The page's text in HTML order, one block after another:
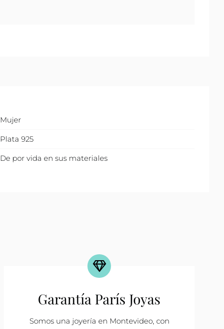
Mujer
Plata 925
De por vida en sus materiales
Garantía París Joyas
Somos una joyería en Montevideo, con